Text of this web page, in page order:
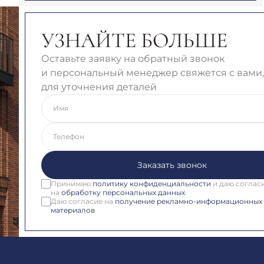
УЗНАЙТЕ БОЛЬШЕ
Оставьте заявку на обратный звонок
и персональный менеджер свяжется с вами,
для уточнения деталей
Имя
Телефон
Заказать звонок
Принимаю политику конфиденциальности и даю
на обработку персональных данных
Даю согласие на получение рекламно-информационных
материалов